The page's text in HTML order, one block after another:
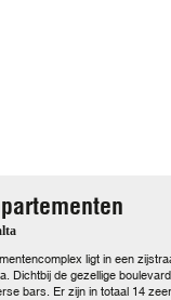
ligt in een
Dichtbij de gezellige
bars. Er zijn in totaal 14